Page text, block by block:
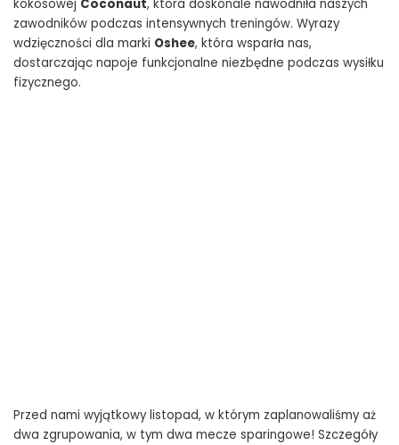
kokosowej Coconaut, która doskonale nawodniła naszych
zawodników podczas intensywnych treningów. Wyrazy
wdzięczności dla marki Oshee, która wsparła nas,
dostarczając napoje funkcjonalne niezbędne podczas wysiłku
fizycznego.
Przed nami wyjątkowy listopad, w którym zaplanowaliśmy aż
dwa zgrupowania, w tym dwa mecze sparingowe! Szczegóły